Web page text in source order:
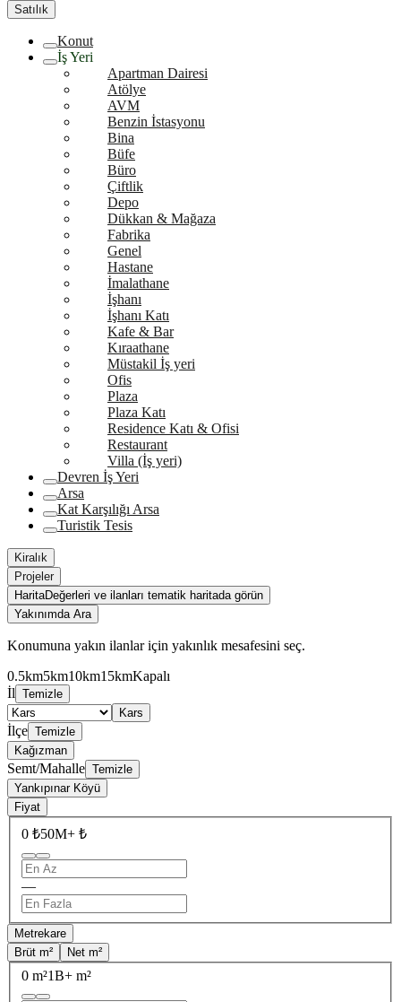
Satılık
Konut
İş Yeri
Apartman Dairesi
Atölye
AVM
Benzin İstasyonu
Bina
Büfe
Büro
Çiftlik
Depo
Dükkan & Mağaza
Fabrika
Genel
Hastane
İmalathane
İşhanı
İşhanı Katı
Kafe & Bar
Kıraathane
Müstakil İş yeri
Ofis
Plaza
Plaza Katı
Residence Katı & Ofisi
Restaurant
Villa (İş yeri)
Devren İş Yeri
Arsa
Kat Karşılığı Arsa
Turistik Tesis
Kiralık
Projeler
HaritaDeğerleri ve ilanları tematik haritada görün
Yakınımda Ara
Konumuna yakın ilanlar için yakınlık mesafesini seç.
0.5km5km10km15kmKapalı
İl Temizle
Kars
İlçe Temizle
Kağızman
Semt/Mahalle Temizle
Yankıpınar Köyü
Fiyat
0 ₺50M+ ₺
—
Metrekare
Brüt m²
Net m²
0 m²1B+ m²